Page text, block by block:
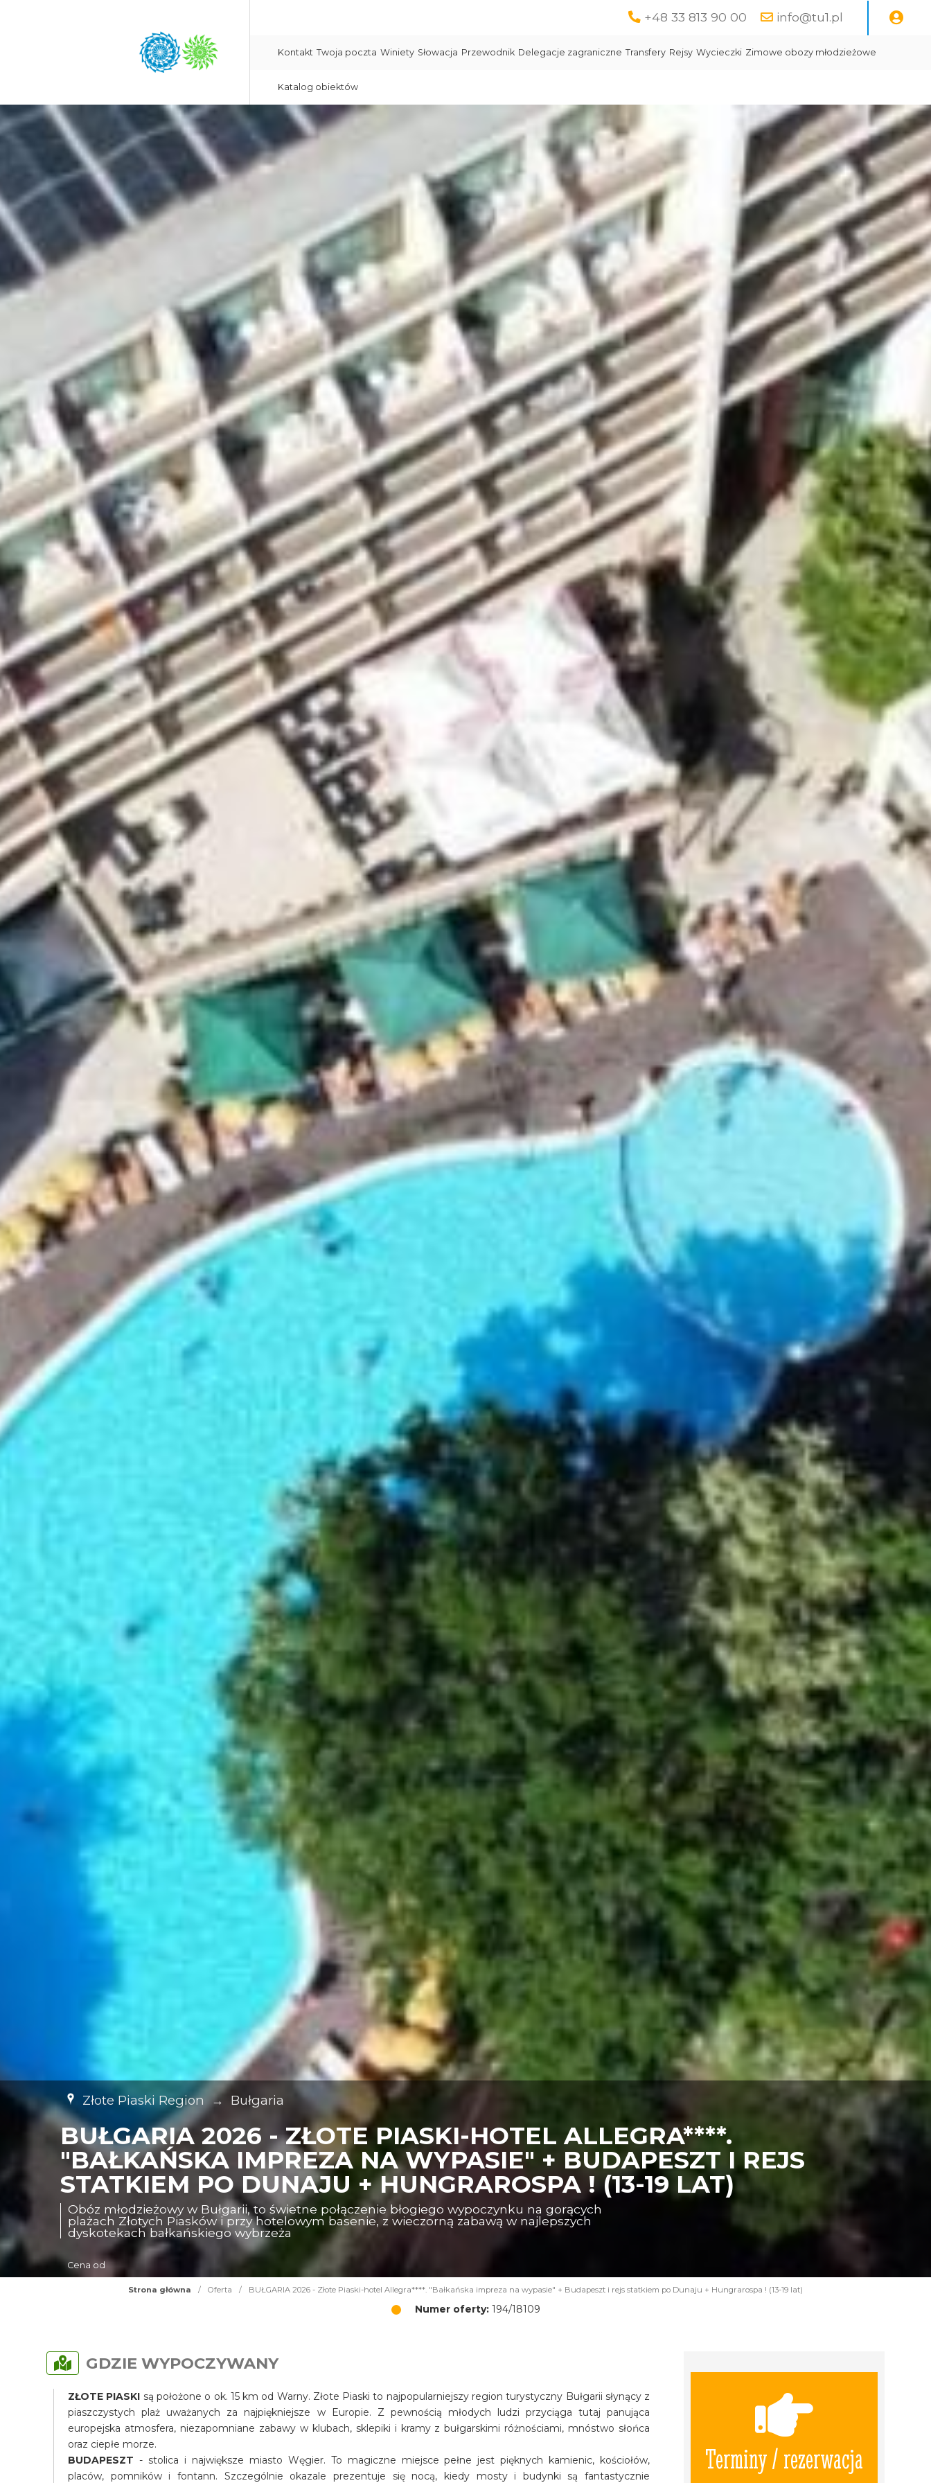
+48 33 813 90 00 info@tu1.pl
Kontakt Twoja poczta Winiety Słowacja Przewodnik Delegacje zagraniczne Transfery Rejsy Wycieczki Zimowe obozy młodzieżowe
Katalog obiektów
Złote Piaski Region → Bułgaria
BUŁGARIA 2026 - ZŁOTE PIASKI-HOTEL ALLEGRA****.
"BAŁKAŃSKA IMPREZA NA WYPASIE" + BUDAPESZT I REJS
STATKIEM PO DUNAJU + HUNGRAROSPA ! (13-19 LAT)
Obóz młodzieżowy w Bułgarii, to świetne połączenie błogiego wypoczynku na gorących
plażach Złotych Piasków i przy hotelowym basenie, z wieczorną zabawą w najlepszych
dyskotekach bałkańskiego wybrzeża
Cena od
Strona główna / Oferta / BUŁGARIA 2026 - Złote Piaski-hotel Allegra****. "Bałkańska impreza na wypasie" + Budapeszt i rejs statkiem po Dunaju + Hungrarospa ! (13-19 lat)
Numer oferty:194/18109
Terminy / rezerwacja
GDZIE WYPOCZYWANY
ZŁOTE PIASKI są położone o ok. 15 km od Warny. Złote Piaski to najpopularniejszy region turystyczny Bułgarii słynący z
piaszczystych plaż uważanych za najpiękniejsze w Europie. Z pewnością młodych ludzi przyciąga tutaj panująca
europejska atmosfera, niezapomniane zabawy w klubach, sklepiki i kramy z bułgarskimi różnościami, mnóstwo słońca
oraz ciepłe morze.
BUDAPESZT - stolica i największe miasto Węgier. To magiczne miejsce pełne jest pięknych kamienic, kościołów,
placów, pomników i fontann. Szczególnie okazale prezentuje się nocą, kiedy mosty i budynki są fantastycznie